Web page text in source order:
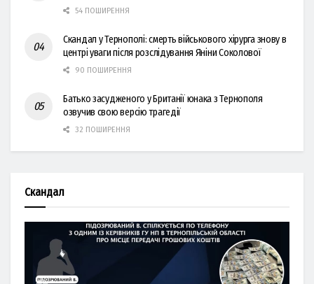
54 ПОШИРЕННЯ
Скандал у Тернополі: смерть військового хірурга знову в
центрі уваги після розслідування Яніни Соколової
90 ПОШИРЕННЯ
Батько засудженого у Британії юнака з Тернополя
озвучив свою версію трагедії
32 ПОШИРЕННЯ
Скандал